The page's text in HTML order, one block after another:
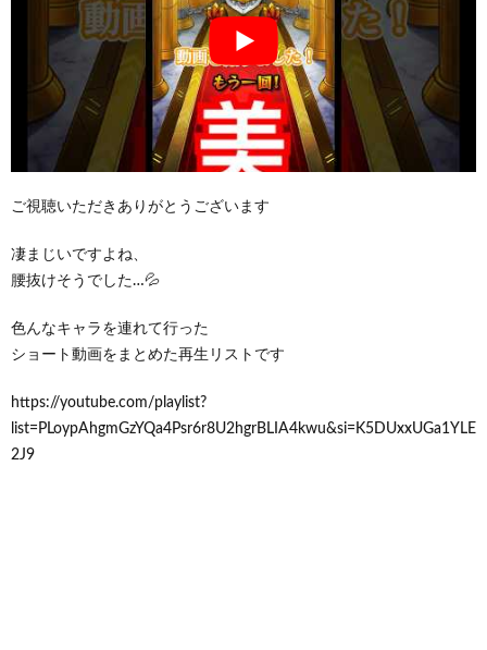
ご視聴いただきありがとうございます
凄まじいですよね、
腰抜けそうでした…💦
色んなキャラを連れて行った
ショート動画をまとめた再生リストです
https://youtube.com/playlist?
list=PLoypAhgmGzYQa4Psr6r8U2hgrBLIA4kwu&si=K5DUxxUGa1YLE
2J9